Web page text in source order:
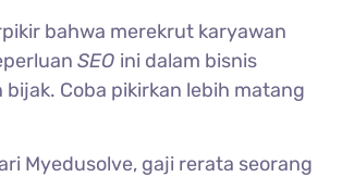
bahwa merekrut karyawan
SEO ini dalam bisnis
bijak. Coba pikirkan lebih matang
Myedusolve, gaji rerata seorang